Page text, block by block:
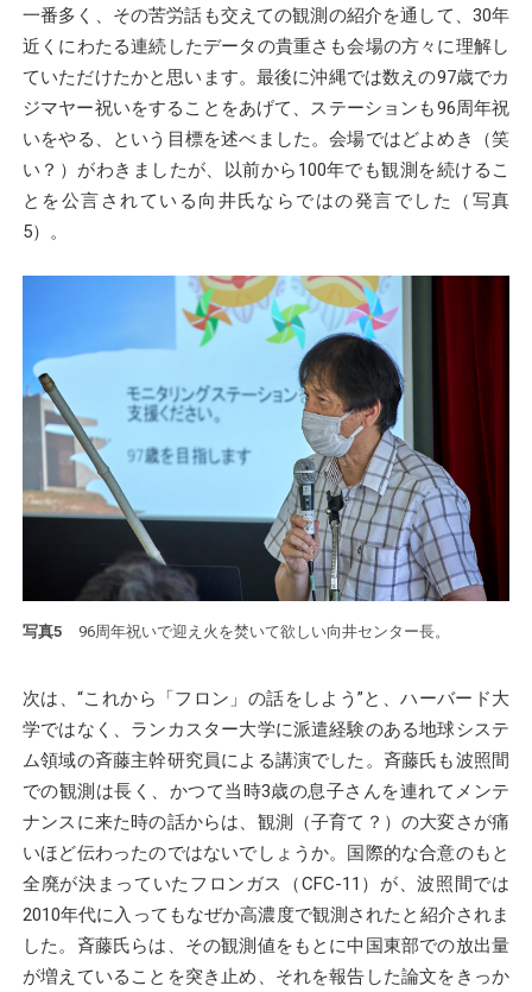
一番多く、その苦労話も交えての観測の紹介を通して、30年
近くにわたる連続したデータの貴重さも会場の方々に理解し
ていただけたかと思います。最後に沖縄では数えの97歳でカ
ジマヤー祝いをすることをあげて、ステーションも96周年祝
いをやる、という目標を述べました。会場ではどよめき（笑
い？）がわきましたが、以前から100年でも観測を続けるこ
とを公言されている向井氏ならではの発言でした（写真
5）。
写真5 96周年祝いで迎え火を焚いて欲しい向井センター長。
次は、“これから「フロン」の話をしよう”と、ハーバード大
学ではなく、ランカスター大学に派遣経験のある地球システ
ム領域の斉藤主幹研究員による講演でした。斉藤氏も波照間
での観測は長く、かつて当時3歳の息子さんを連れてメンテ
ナンスに来た時の話からは、観測（子育て？）の大変さが痛
いほど伝わったのではないでしょうか。国際的な合意のもと
全廃が決まっていたフロンガス（CFC-11）が、波照間では
2010年代に入ってもなぜか高濃度で観測されたと紹介されま
した。斉藤氏らは、その観測値をもとに中国東部での放出量
が増えていることを突き止め、それを報告した論文をきっか